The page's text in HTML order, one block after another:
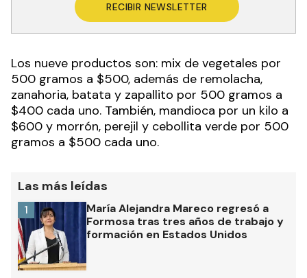
RECIBIR NEWSLETTER
Los nueve productos son: mix de vegetales por
500 gramos a $500, además de remolacha,
zanahoria, batata y zapallito por 500 gramos a
$400 cada uno. También, mandioca por un kilo a
$600 y morrón, perejil y cebollita verde por 500
gramos a $500 cada uno.
Las más leídas
María Alejandra Mareco regresó a
Formosa tras tres años de trabajo y
formación en Estados Unidos
1